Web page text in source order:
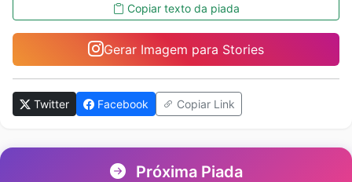
Copiar texto da piada
Gerar Imagem para Stories
Twitter Facebook Copiar Link
Próxima Piada